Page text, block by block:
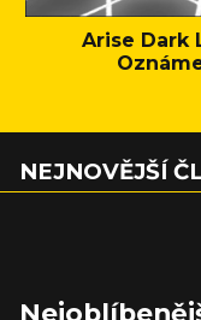
Arise Dark
NEJNOVĚJŠÍ